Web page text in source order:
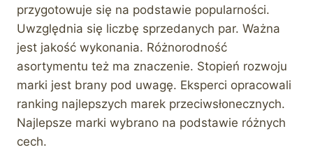
przygotowuje się na podstawie popularności.
Uwzględnia się liczbę sprzedanych par. Ważna
jest jakość wykonania. Różnorodność
asortymentu też ma znaczenie. Stopień rozwoju
marki jest brany pod uwagę. Eksperci opracowali
ranking najlepszych marek przeciwsłonecznych.
Najlepsze marki wybrano na podstawie różnych
cech.